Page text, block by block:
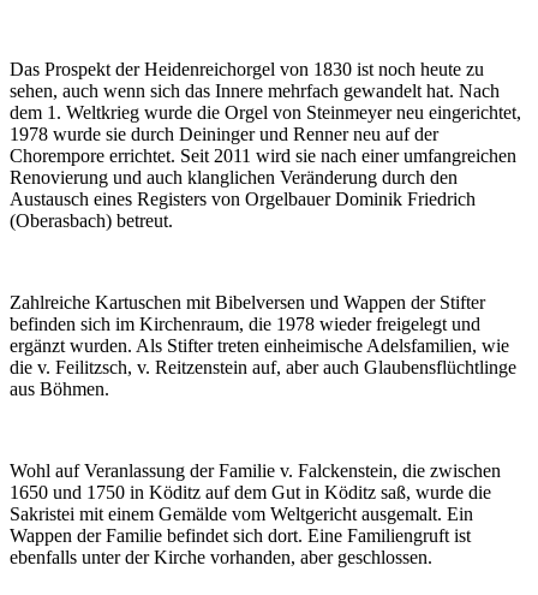
Das Prospekt der Heidenreichorgel von 1830 ist noch heute zu
sehen, auch wenn sich das Innere mehrfach gewandelt hat. Nach
dem 1. Weltkrieg wurde die Orgel von Steinmeyer neu eingerichtet,
1978 wurde sie durch Deininger und Renner neu auf der
Chorempore errichtet. Seit 2011 wird sie nach einer umfangreichen
Renovierung und auch klanglichen Veränderung durch den
Austausch eines Registers von Orgelbauer Dominik Friedrich
(Oberasbach) betreut.
Zahlreiche Kartuschen mit Bibelversen und Wappen der Stifter
befinden sich im Kirchenraum, die 1978 wieder freigelegt und
ergänzt wurden. Als Stifter treten einheimische Adelsfamilien, wie
die v. Feilitzsch, v. Reitzenstein auf, aber auch Glaubensflüchtlinge
aus Böhmen.
Wohl auf Veranlassung der Familie v. Falckenstein, die zwischen
1650 und 1750 in Köditz auf dem Gut in Köditz saß, wurde die
Sakristei mit einem Gemälde vom Weltgericht ausgemalt. Ein
Wappen der Familie befindet sich dort. Eine Familiengruft ist
ebenfalls unter der Kirche vorhanden, aber geschlossen.